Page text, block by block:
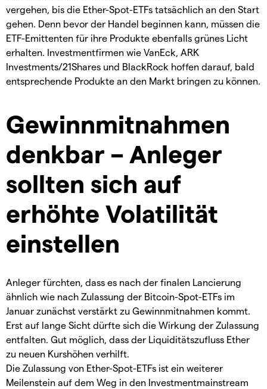
vergehen, bis die Ether-Spot-ETFs tatsächlich an den Start
gehen. Denn bevor der Handel beginnen kann, müssen die
ETF-Emittenten für ihre Produkte ebenfalls grünes Licht
erhalten. Investmentfirmen wie VanEck, ARK
Investments/21Shares und BlackRock hoffen darauf, bald
entsprechende Produkte an den Markt bringen zu können.
Gewinnmitnahmen
denkbar – Anleger
sollten sich auf
erhöhte Volatilität
einstellen
Anleger fürchten, dass es nach der finalen Lancierung
ähnlich wie nach Zulassung der Bitcoin-Spot-ETFs im
Januar zunächst verstärkt zu Gewinnmitnahmen kommt.
Erst auf lange Sicht dürfte sich die Wirkung der Zulassung
entfalten. Gut möglich, dass der Liquiditätszufluss Ether
zu neuen Kurshöhen verhilft.
Die Zulassung von Ether-Spot-ETFs ist ein weiterer
Meilenstein auf dem Weg in den Investmentmainstream